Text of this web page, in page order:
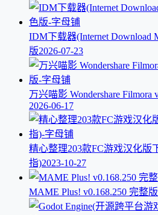
IDM下载器(Internet Download
版2026-07-23
万兴喵影 Wondershare Filmora
2026-06-17
精心整理203款FC游戏汉化版
指)2023-10-27
MAME Plus! v0.168.250 完整